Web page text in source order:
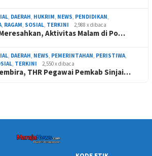
, DAERAH, HUKRIM, NEWS, PENDIDIKAN,
, RAGAM, SOSIAL, TERKINI 2,988 x dibaca
Aktivitas Malam di Po…
, DAERAH, NEWS, PEMERINTAHAN, PERISTIWA,
, TERKINI 2,550 x dibaca
THR Pegawai Pemkab Sinjai…